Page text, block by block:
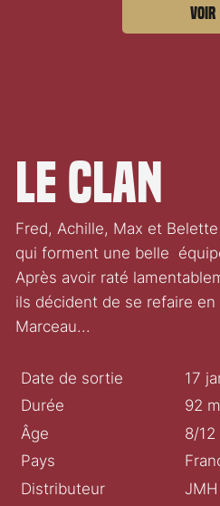
Voir
Le Clan
Fred, Achille, Max et
qui forment une belle
Après avoir raté
ils décident de se refaire
Marceau...
Date de sortie
17
Durée
92
Âge
8/12
Pays
Distributeur